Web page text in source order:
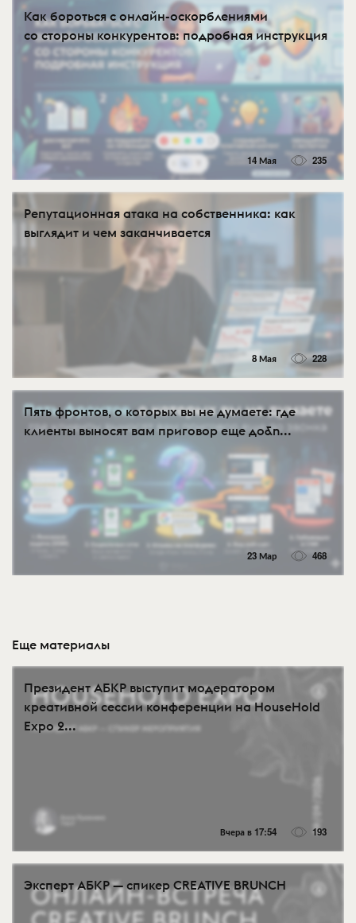
Как бороться с онлайн-оскорблениями
со стороны конкурентов: подробная инструкция
14 Мая 235
Репутационная атака на собственника: как
выглядит и чем заканчивается
8 Мая 228
Пять фронтов, о которых вы не думаете: где
клиенты выносят вам приговор еще до&n...
23 Мар 468
Еще материалы
Президент АБКР выступит модератором
креативной сессии конференции на HouseHold
Expo 2...
Вчера в 17:54 193
Эксперт АБКР — спикер CREATIVE BRUNCH